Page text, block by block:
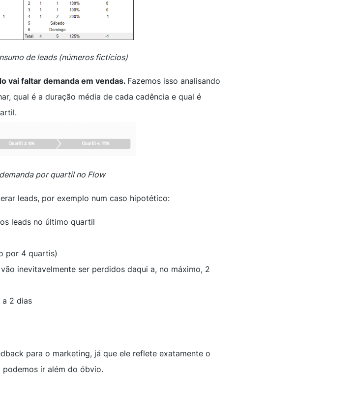
de leads (números fictícios)
vai faltar demanda em vendas. Fazemos isso analisando
qual é a duração média de cada cadência e qual é
por quartil no Flow
leads, por exemplo num caso hipotético:
leads no último quartil
por 4 quartis)
inevitavelmente ser perdidos daqui a, no máximo, 2
2 dias
para o marketing, já que ele reflete exatamente o
podemos ir além do óbvio.